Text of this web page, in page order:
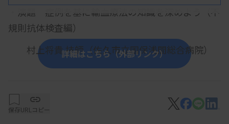
・演題 症例を基に輸血療法の知識を深めよう（不
規則抗体検査編）
村上将貴 技師（佐久市立国保浅間総合病院）
【参加費・定員など】
・参加費：長野県臨床検査技師会会員・賛助会員：
詳細はこちら（外部リンク）
保存URLコピー